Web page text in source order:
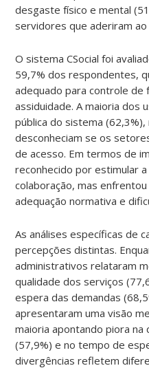
desgaste físico e mental
servidores que aderiram
O sistema CSocial foi
59,7% dos respondentes,
adequado para controle de
assiduidade. A maioria dos
pública do sistema
desconheciam se os
de acesso. Em termos de
reconhecido por estimular
colaboração, mas
adequação normativa e
As análises específicas de
percepções distintas.
administrativos relataram
qualidade dos serviços
espera das demandas
apresentaram uma visão
maioria apontando piora na
(57,9%) e no tempo de
divergências refletem